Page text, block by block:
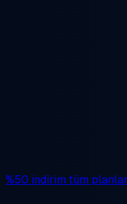
%50 indirim tüm